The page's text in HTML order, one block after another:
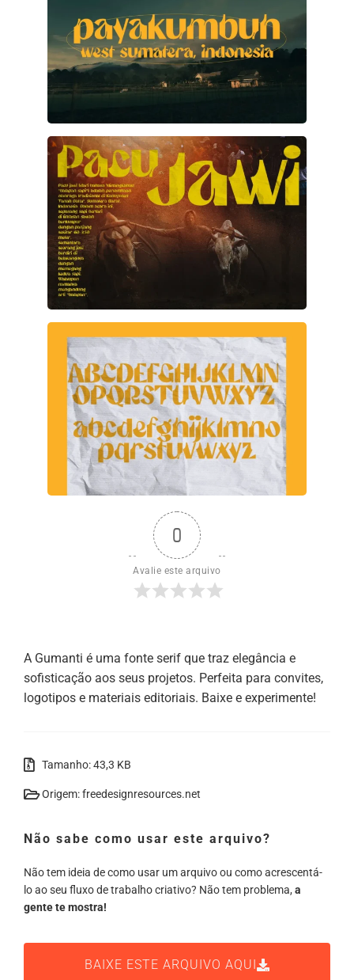
0
Avalie este arquivo
A Gumanti é uma fonte serif que traz elegância e
sofisticação aos seus projetos. Perfeita para convites,
logotipos e materiais editoriais. Baixe e experimente!
Tamanho: 43,3 KB
Origem: freedesignresources.net
Não sabe como usar este arquivo?
Não tem ideia de como usar um arquivo ou como acrescentá-
lo ao seu fluxo de trabalho criativo? Não tem problema, a
gente te mostra!
BAIXE ESTE ARQUIVO AQUI